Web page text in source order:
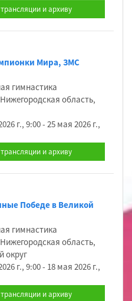
и архиву
Мира, ЗМС
гимнастика
область,
г., 9:00 - 25 мая 2026 г.,
и архиву
Победе в Великой
гимнастика
область,
округ
г., 9:00 - 18 мая 2026 г.,
и архиву